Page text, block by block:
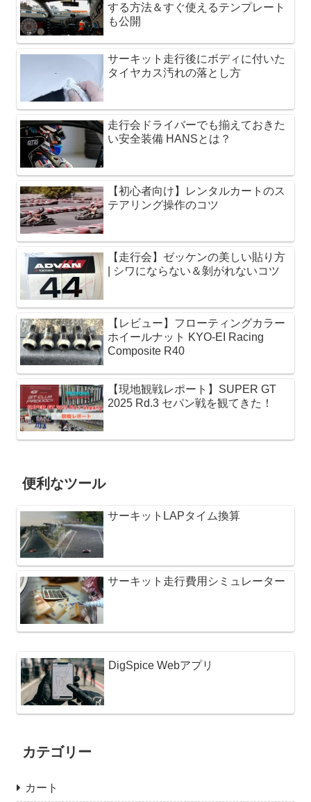
する方法＆すぐ使えるテンプレート
も公開
サーキット走行後にボディに付いた
タイヤカス汚れの落とし方
走行会ドライバーでも揃えておきた
い安全装備 HANSとは？
【初心者向け】レンタルカートのス
テアリング操作のコツ
【走行会】ゼッケンの美しい貼り方
| シワにならない＆剝がれないコツ
【レビュー】フローティングカラー
ホイールナット KYO-EI Racing
Composite R40
【現地観戦レポート】SUPER GT
2025 Rd.3 セパン戦を観てきた！
便利なツール
サーキットLAPタイム換算
サーキット走行費用シミュレーター
DigSpice Webアプリ
カテゴリー
カート